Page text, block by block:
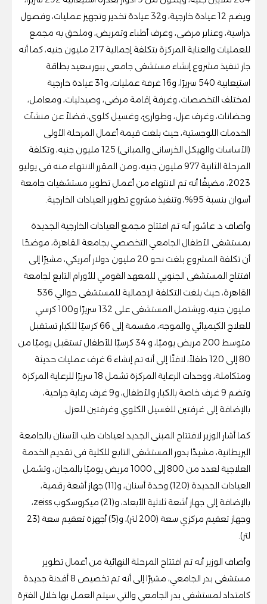
ويضم 12 عيادة خارجية، و32 عيادة تخدير وتجهيز عمليات، وفصول
دراسية، وعنابر مرضى، وغرف أطباء وتمريض، وملحق به مجمع
للعمليات والعناية المركزة بتكلفة إجمالية 217 مليون جنيه، كما أنه
جار تنفيذ مشروع إنشاء مستشفى جامعى ببورسعيد بطاقة
استيعابية 540 سريرًا، و16 غرفة عمليات، و31 عيادة خارجية
لمختلف التخصصات، وغرفة إقامة مرضى، وصيدليات، ومعامل،
وحضانات، وغرف عزل، وطوارئ، وغسيل كلوى، فضلاً عن منشآت
الخدمات اللوجستية، حيث بلغت قيمة أعمال المرحلة الأولى
(الأساسات والهيكل الخرسانى والمبانى) 125 مليون جنيه، وتكلفة
المرحلة الثانية 977 مليون جنيه، ومن المقرر الانتهاء منه فى يوليو
2023، مضيفًا أنه تم الانتهاء من أعمال تطوير مستشفيات جامعة
أسوان بنسبة 95%، وتنفيذ مشروع تطوير العيادات الخارجية.
وأضاف د. عاشور أنه تم افتتاح مجمع العيادات الخارجية الجديدة
بمستشفى الأطفال الجامعي التخصصي بجامعة القاهرة، موضحًا
أن تكلفة المشروع بلغت نحو 20 مليون دولار أمريكي، مشيرًا إلى
افتتاح المستشفى الجنوبي للمعهد القومي للأورام التابع لجامعة
القاهرة، حيث بلغت التكلفة الإجمالية للمستشفى حوالي 536
مليون جنيه، ويشتمل المستشفى على 132 سريرًا و100 كرسي
للعلاج الكيميائي والموجه، مقسمة إلى 66 كرسيًا للكبار تستقبل
متوسط 200 مريض يوميًا، و 34 كرسيًا للأطفال تستقبل يوميًا من
80 إلی 120 طفلاً، لافتًا إلى أنه تم إنشاء 6 غرف عمليات حديثة
ومتكاملة، ووحدات الرعاية المركزة تشمل 18 سريرًا للرعاية المركزة
وتضم 9 غرف خاصة بالكبار والأطفال، و9 غرف رعاية جراحية،
بالإضافة إلى غرفتين للغسيل الكلوي وغرفتين للعزل.
كما أشار الوزير لافتتاح المبنى الجديد لعيادات طب الأسنان بالجامعة
البريطانية، مشيدًا بدور المستشفى التابع للكلية فى تقديم الخدمة
العلاجية لعدد من 800 إلى 1000 مريض يوميًا بالمجان، وتشمل
العيادات الجديدة (120) وحدة أسنان، و(11) جهاز أشعة رقمية،
بالإضافة إلى جهاز أشعة ثلاثية الأبعاد، و(21) ميكروسكوب zeiss،
وجهاز تعقيم مركزي سعة (200 لتر)، و(5) أجهزة تعقيم سعة (23
لتر).
وأضاف الوزير أنه تم افتتاح المرحلة النهائية من أعمال تطوير
مستشفى بدر الجامعي، مشيرًا إلى أنه تم تخصيص 8 أفدنة جديدة
كامتداد لمستشفى بدر الجامعي والتي سيتم العمل بها خلال الفترة